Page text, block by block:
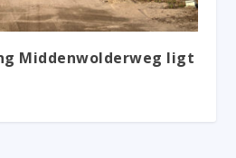
Middenwolderweg ligt